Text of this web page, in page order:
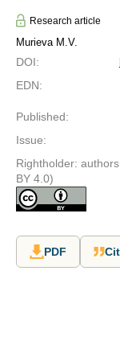
Research article
Murieva M.V.
DOI:
EDN:
Published:
Issue:
Rightholder:
BY 4.0)
PDF